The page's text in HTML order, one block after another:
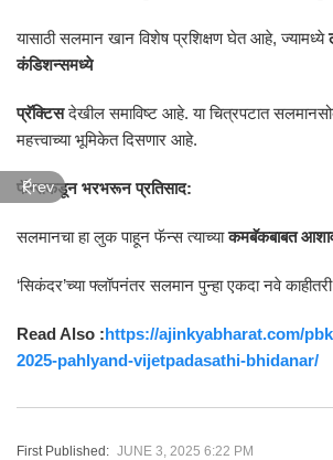
यासाठी सलमान खान विशेष प्रशिक्षण घेत आहे, ज्यामध्ये
कंडिशन्समध्ये
प्रॅक्टिसदेखील समाविष्ट आहे. या चित्रपटात
महत्त्वाच्या भूमिकेत दिसणार आहे.
फॅन्सकडून भरभरून प्रतिसाद:
सलमानचा हा लुक पाहून फॅन्स त्याच्याकमबॅकबाबत
‘सिकंदर’च्या फ्लॉपनंतर सलमान पुन्हा एकदा नवे
Read Also :https://ajinkyabharat.com/
2025-pahlyand-vijetpadasathi-bhidanar/
First Published: JUNE 3, 2025 6:22 PM
Prev